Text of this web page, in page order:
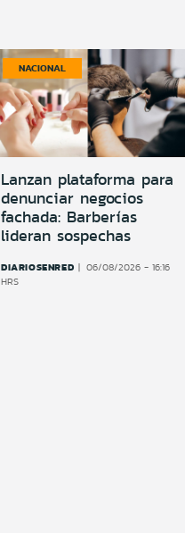
NACIONAL
Lanzan plataforma para
denunciar negocios
fachada: Barberías
lideran sospechas
DIARIOSENRED
06/08/2026 - 16:16
HRS